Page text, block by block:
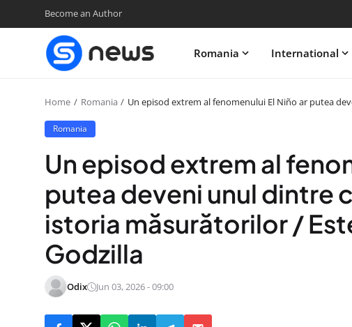
Become an Author
Romania International
Home Romania Un episod extrem al fenomenului El Niño ar putea
Romania
Un episod extrem al
putea deveni unul dintre
istoria măsurătorilor /
Godzilla
Odix Jun 03, 2026 - 09:00